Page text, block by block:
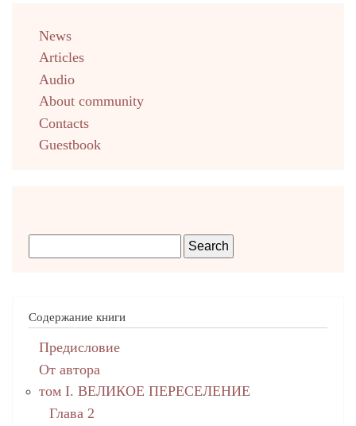
english
News
Articles
Audio
About community
Contacts
Guestbook
Содержание книги
Предисловие
От автора
том I. ВЕЛИКОЕ ПЕРЕСЕЛЕНИЕ
Глава 2